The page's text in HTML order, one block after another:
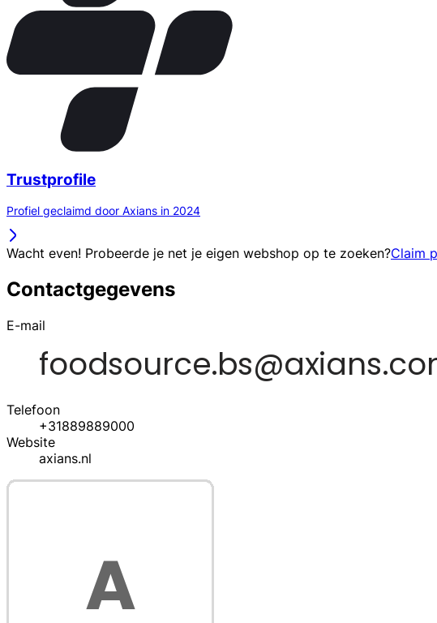
Trustprofile
Profiel geclaimd door Axians in 2024
Wacht even! Probeerde je net je eigen webshop op te zoeken?Claim
Contactgegevens
E-mail
Telefoon
+31889889000
Website
axians.nl